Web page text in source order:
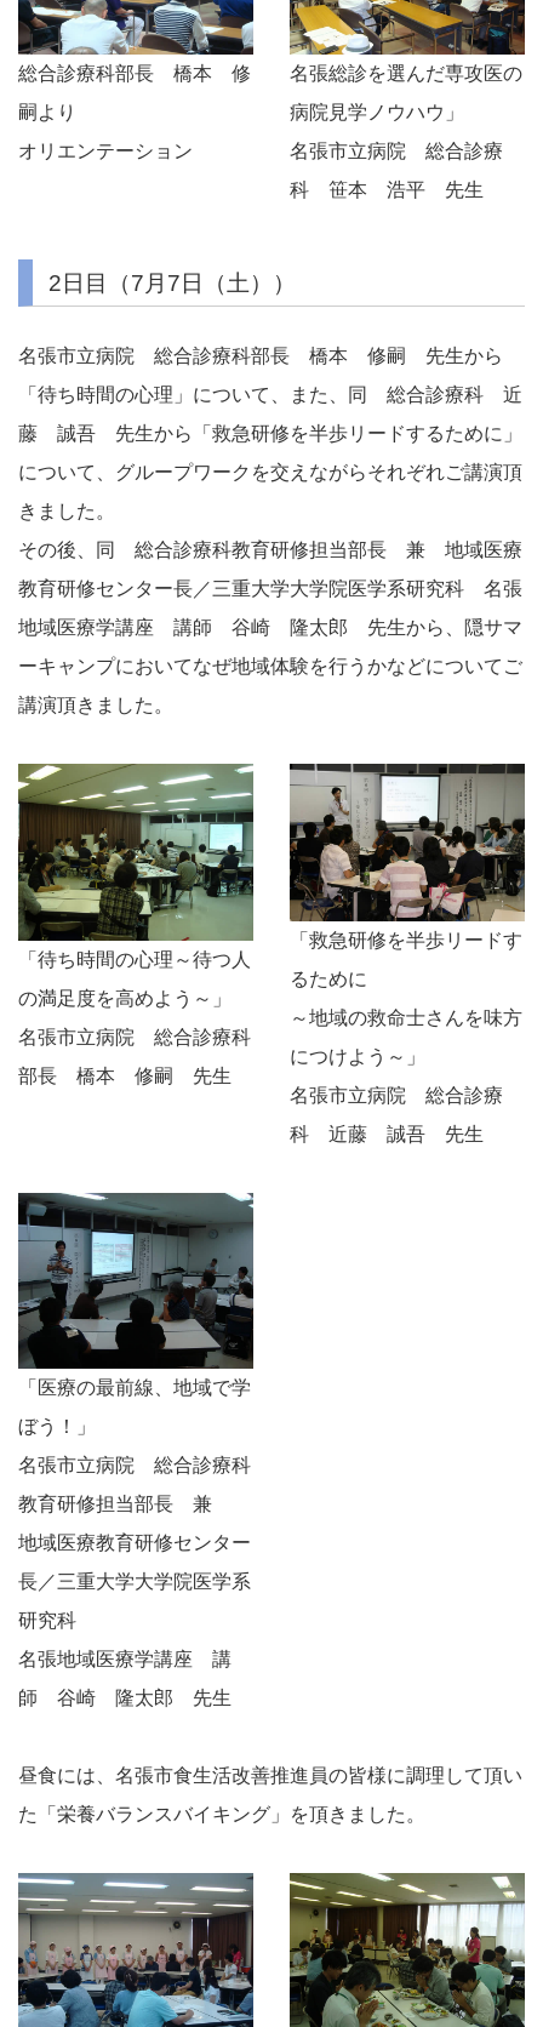
総合診療科部長 橋本 修
嗣より
オリエンテーション
名張総診を選んだ専攻医の
病院見学ノウハウ」
名張市立病院 総合診療
科 笹本 浩平 先生
2日目（7月7日（土））
名張市立病院 総合診療科部長 橋本 修嗣 先生から
「待ち時間の心理」について、また、同 総合診療科 近
藤 誠吾 先生から「救急研修を半歩リードするために」
について、グループワークを交えながらそれぞれご講演頂
きました。
その後、同 総合診療科教育研修担当部長 兼 地域医療
教育研修センター長／三重大学大学院医学系研究科 名張
地域医療学講座 講師 谷崎 隆太郎 先生から、隠サマ
ーキャンプにおいてなぜ地域体験を行うかなどについてご
講演頂きました。
「待ち時間の心理～待つ人
の満足度を高めよう～」
名張市立病院 総合診療科
部長 橋本 修嗣 先生
「救急研修を半歩リードす
るために
～地域の救命士さんを味方
につけよう～」
名張市立病院 総合診療
科 近藤 誠吾 先生
「医療の最前線、地域で学
ぼう！」
名張市立病院 総合診療科
教育研修担当部長 兼
地域医療教育研修センター
長／三重大学大学院医学系
研究科
名張地域医療学講座 講
師 谷崎 隆太郎 先生
昼食には、名張市食生活改善推進員の皆様に調理して頂い
た「栄養バランスバイキング」を頂きました。